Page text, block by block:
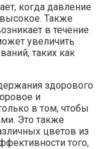
когда давление
Также
в течение
увеличить
таких как
здорового
и
в том, чтобы
Это также
цветов из
того,